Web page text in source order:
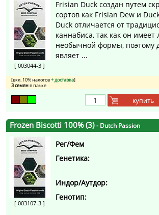
[ 003044-3 ]
Frisian Duck создан путем
сортов как Frisian Dew и
Duck отличается от
каннабиса, так как он имеет
необычной формы, поэтому
являет ...
[вкл. 10% налогов+ доставка]
3 семянв пачке
купить
Frozen Biscotti 100% (3)- Dutch Passion
[ 003107-3 ]
Рег/Фем
Генетика:
Индор/Аутдор:
Генотип: